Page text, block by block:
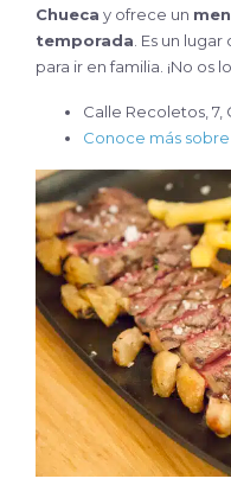
Chueca y ofrece un
temporada. Es un
para ir en familia. ¡No os
Calle Recoletos, 7,
Conoce más sobre